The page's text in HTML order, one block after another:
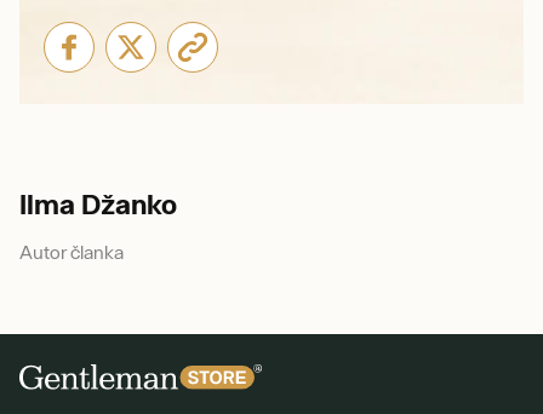
Ilma Džanko
Autor članka